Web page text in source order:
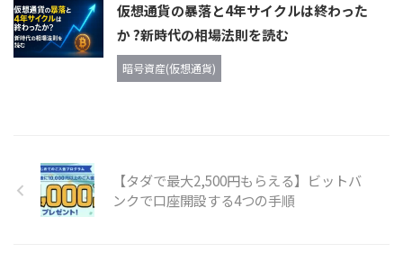
仮想通貨の暴落と4年サイクルは終わった
か ?新時代の相場法則を読む
暗号資産(仮想通貨)
【タダで最大2,500円もらえる】ビットバ
ンクで口座開設する4つの手順